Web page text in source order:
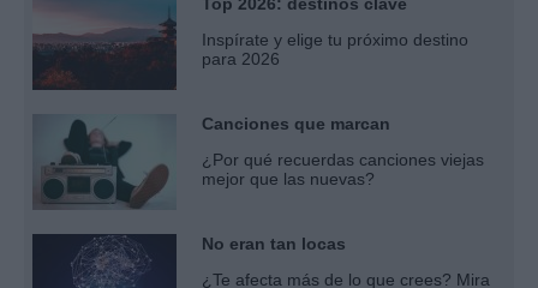
Inspírate y elige tu próximo destino
para 2026
Canciones que marcan
¿Por qué recuerdas canciones viejas
mejor que las nuevas?
No eran tan locas
¿Te afecta más de lo que crees? Mira